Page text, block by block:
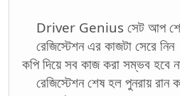
Driver Genius সেট আপ
রেজিস্টেশন এর কাজটা সেরে
কপি দিয়ে সব কাজ করা সম্ভব হবে
রেজিস্টেশন শেষ হল পুনরায় রান